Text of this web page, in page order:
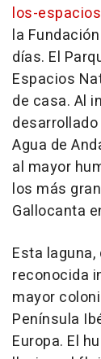
los-
la
días. El
Espacios
de casa. Al
Agua de
al mayor
los más
Gallocanta
Esta
reconocida
mayor
Península
Europa. El